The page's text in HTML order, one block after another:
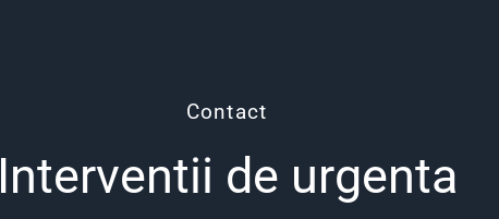
Contact
Interventii de urgenta